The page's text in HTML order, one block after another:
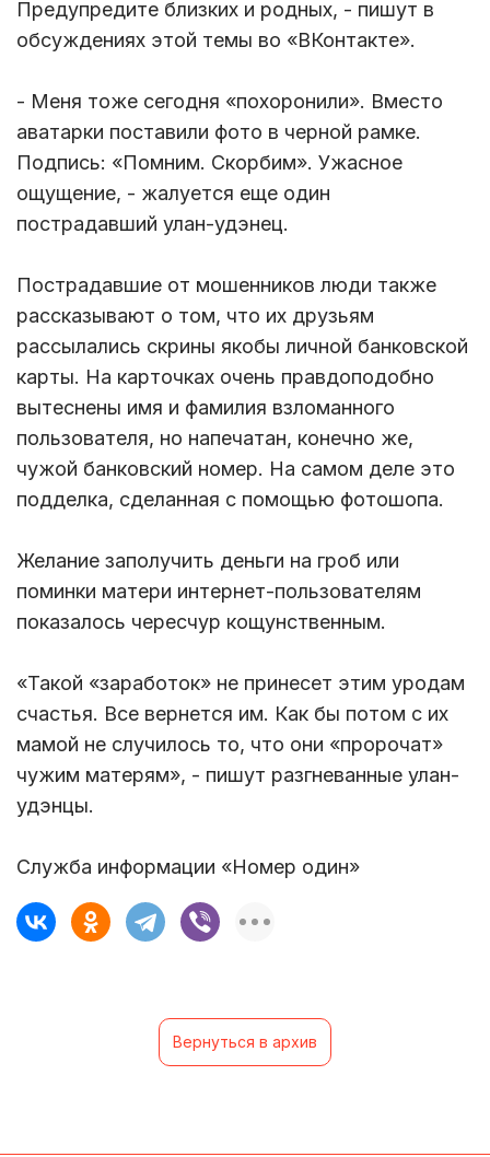
Предупредите близких и родных, - пишут в
обсуждениях этой темы во «ВКонтакте».
- Меня тоже сегодня «похоронили». Вместо
аватарки поставили фото в черной рамке.
Подпись: «Помним. Скорбим». Ужасное
ощущение, - жалуется еще один
пострадавший улан-удэнец.
Пострадавшие от мошенников люди также
рассказывают о том, что их друзьям
рассылались скрины якобы личной банковской
карты. На карточках очень правдоподобно
вытеснены имя и фамилия взломанного
пользователя, но напечатан, конечно же,
чужой банковский номер. На самом деле это
подделка, сделанная с помощью фотошопа.
Желание заполучить деньги на гроб или
поминки матери интернет-пользователям
показалось чересчур кощунственным.
«Такой «заработок» не принесет этим уродам
счастья. Все вернется им. Как бы потом с их
мамой не случилось то, что они «пророчат»
чужим матерям», - пишут разгневанные улан-
удэнцы.
Служба информации «Номер один»
Вернуться в архив